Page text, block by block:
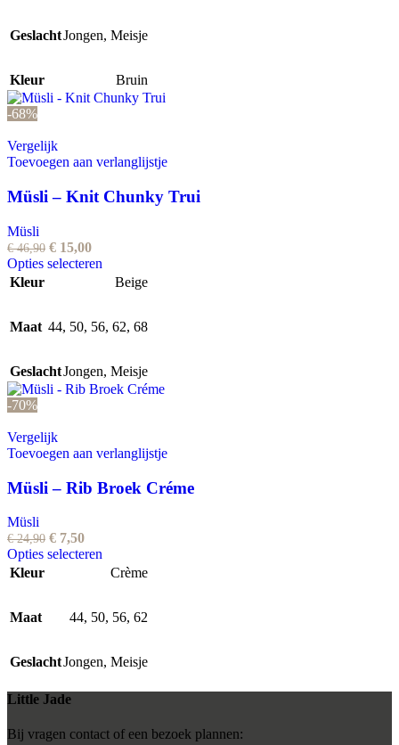
variaties.
kan
gekozen
productpagina
GeslachtJongen, Meisje
Kleur Bruin
-68%
Vergelijk
Toevoegen aan verlanglijstje
Müsli – Knit Chunky Trui
Müsli
€46,90 Oorspronkelijke
prijs
€ 15,00Huidige
prijs
€ 15,00.
Opties selecteren
product
variaties.
kan
gekozen
productpagina
Kleur Beige
Maat 44, 50, 56, 62, 68
GeslachtJongen, Meisje
-70%
Vergelijk
Toevoegen aan verlanglijstje
Müsli – Rib Broek Créme
Müsli
€24,90 Oorspronkelijke
prijs
€ 7,50Huidige
prijs
Opties selecteren
product
variaties.
kan
de
Kleur Crème
Maat 44, 50, 56, 62
GeslachtJongen, Meisje
Little Jade
Bij vragen contact of een bezoek plannen: